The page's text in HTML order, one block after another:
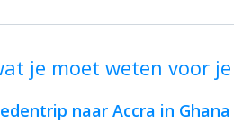
je moet weten voor
naar Accra in